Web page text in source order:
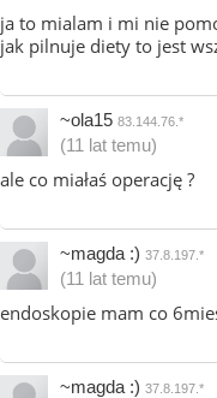
ja to mialam i mi nie
jak pilnuje diety to jest
~ola15 83.144.76.*
(11 lat temu)
ale co miałaś operację ?
~magda :) 37.8.197.*
(11 lat temu)
endoskopie mam co
~magda :) 37.8.197.*